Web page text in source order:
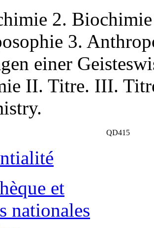
2.
3.
einer
II. Titre. III.
QD415